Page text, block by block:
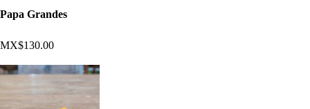
Papa Grandes
MX$130.00